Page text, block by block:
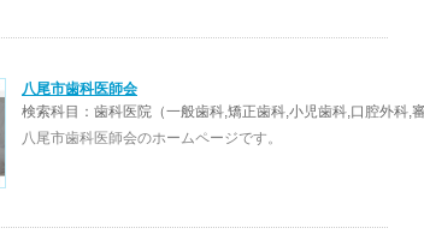
八尾市歯科医師会
検索科目：歯科医院（一般歯科,矯正歯科,小児歯科,口腔外科,審
八尾市歯科医師会のホームページです。